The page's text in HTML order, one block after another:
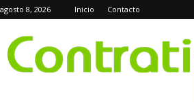
8, 2026 Inicio Contacto